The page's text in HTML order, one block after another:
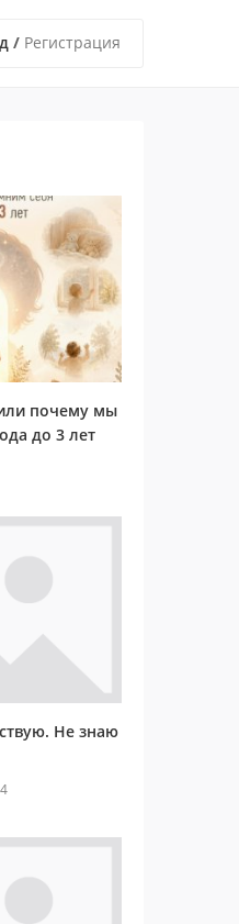
/ Регистрация
почему мы
до 3 лет
Не знаю